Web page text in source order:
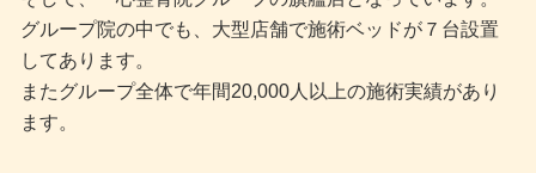
グループ院の中でも、大型店舗で施術ベッドが７台設置
してあります。
またグループ全体で年間20,000人以上の施術実績があり
ます。